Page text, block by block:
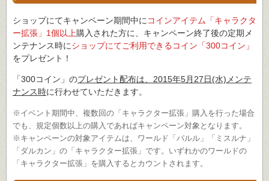
ショップにてキャンペーン期間中に コインアイテム「キャラクタ
ー拡張」1個以上購入された方に、キャンペーン終了後の定期メ
ンテナンス時にショップにてご利用できるコイン「300コイン」
をプレゼント！
「300コイン」のプレゼント配布は、2015年5月27日(水)メンテ
ナンス時に行わせていただきます。
※イベント期間中、複数回の「キャラクター拡張」購入を行った場合
でも、規定個数以上の購入であればキャンペーン対象となります。
※キャンペーンの対象アイテムは、ワールド「パルル」「ミスルナ」
「ダルカン」の「キャラクター拡張」です。いずれかのワールドの
「キャラクター拡張」を購入するとカウントされます。